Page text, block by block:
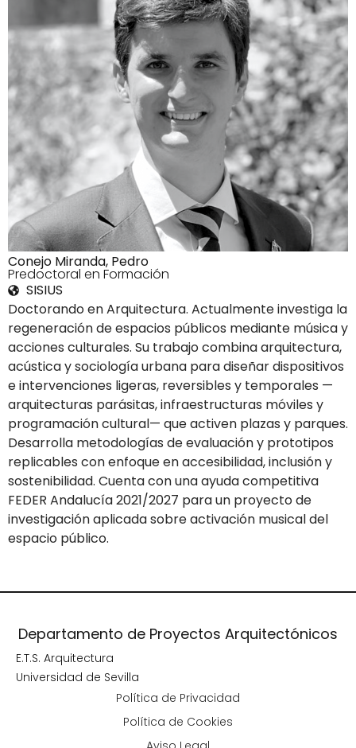
Doctorando en Arquitectura. Actualmente investiga la
regeneración de espacios públicos mediante música y
acciones culturales. Su trabajo combina arquitectura,
acústica y sociología urbana para diseñar dispositivos
e intervenciones ligeras, reversibles y temporales —
arquitecturas parásitas, infraestructuras móviles y
programación cultural— que activen plazas y parques.
Desarrolla metodologías de evaluación y prototipos
replicables con enfoque en accesibilidad, inclusión y
sostenibilidad. Cuenta con una ayuda competitiva
FEDER Andalucía 2021/2027 para un proyecto de
investigación aplicada sobre activación musical del
espacio público.
Conejo Miranda, Pedro
8Predoctoral en Formación
SISIUS
Departamento de Proyectos Arquitectónicos
E.T.S. Arquitectura
Universidad de Sevilla
Política de Privacidad
Política de Cookies